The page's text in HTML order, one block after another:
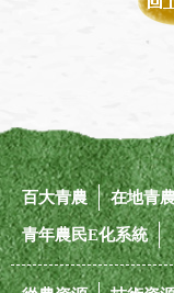
百大青農 在地青
青年農民E化系統